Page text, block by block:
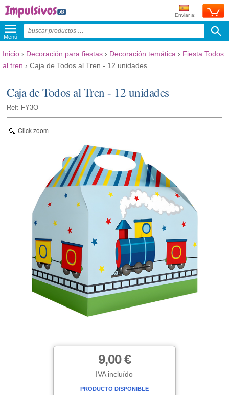
Enviar a:
Menú
Inicio › Decoración para fiestas › Decoración temática › Fiesta Todos
al tren › Caja de Todos al Tren - 12 unidades
Caja de Todos al Tren - 12 unidades
Ref: FY3O
Click zoom
9,00 €
IVA incluído
PRODUCTO DISPONIBLE